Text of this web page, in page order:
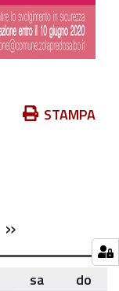
STAMPA
»
sa
do